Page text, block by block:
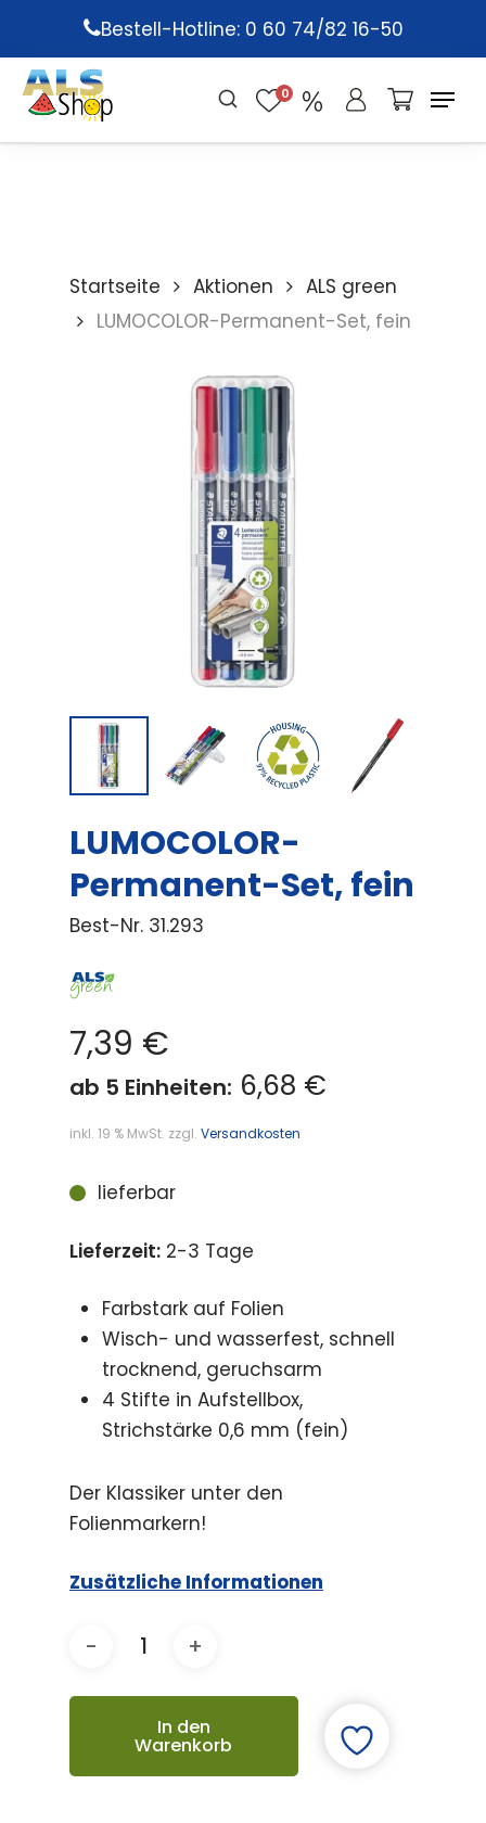
main
content
Bestell-Hotline: 0 60 74/82 16-50
0
Startseite Aktionen
ALS green
LUMOCOLOR-Permanent-Set, fein
LUMOCOLOR-
Permanent-Set, fein
Best-Nr. 31.293
7,39 €
ab 5 Einheiten: 6,68 €
inkl. 19 % MwSt. zzgl. Versandkosten
lieferbar
Lieferzeit: 2-3 Tage
Farbstark auf Folien
Wisch- und wasserfest, schnell
trocknend, geruchsarm
4 Stifte in Aufstellbox,
Strichstärke 0,6 mm (fein)
Der Klassiker unter den
Folienmarkern!
Zusätzliche Informationen
In den
Warenkorb